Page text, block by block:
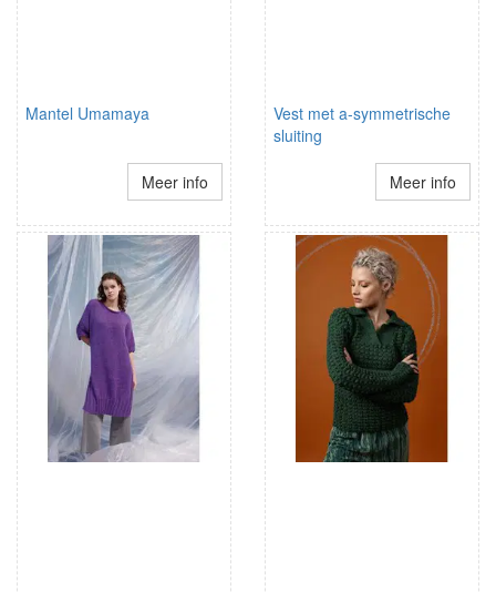
Mantel Umamaya
Meer info
Vest met a-symmetrische
sluiting
Meer info